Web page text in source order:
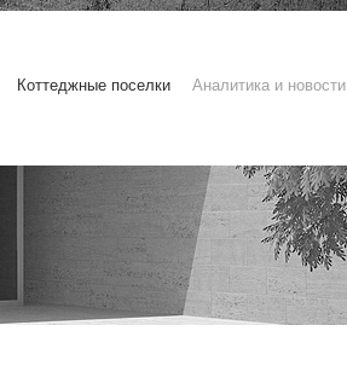
Коттеджные поселки Аналитика и новости